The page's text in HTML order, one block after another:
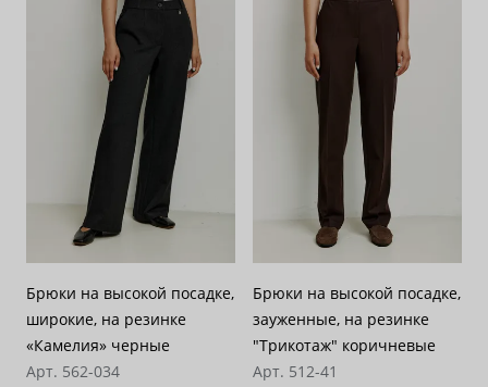
Брюки на высокой посадке,
широкие, на резинке
«Камелия» черные
Арт. 562-034
Брюки на высокой посадке,
зауженные, на резинке
"Трикотаж" коричневые
Арт. 512-41